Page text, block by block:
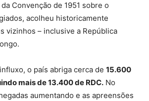
Convenção de 1951 sobre o
acolheu historicamente
vizinhos – inclusive a República
o país abriga cerca de 15.600
mais de 13.400 de RDC. No
aumentando e as apreensões